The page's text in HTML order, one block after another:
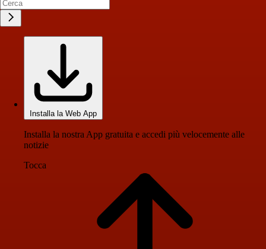
Installa la Web App
Installa la nostra App gratuita e accedi più velocemente alle
notizie
Tocca